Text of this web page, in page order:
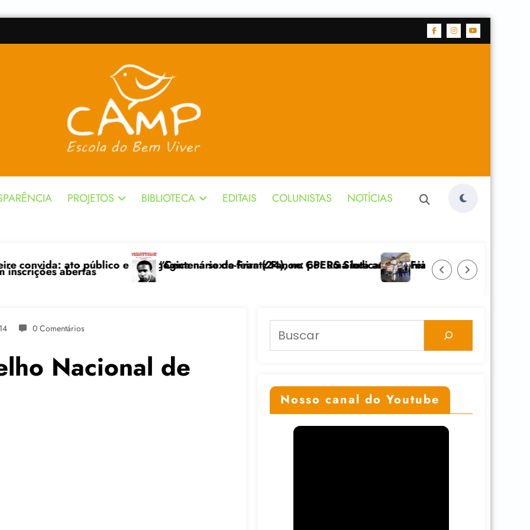
PROJETOS BIBLIOTECA EDITAIS COLUNISTAS NOTÍCIAS
pedagógica na sexta-feira (24), no CPERS Sindicato
“Centenário de Frantz Fanon: por uma luta anticolonial” dia 24/11 na UFGRS
Feicoop é marcada pela diversidade e
0 Comentários
Nacional de
Pesquisar
Nosso canal do Youtube